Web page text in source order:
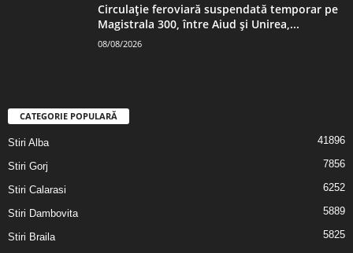
Circulație feroviară suspendată temporar pe
Magistrala 300, între Aiud și Unirea,...
08/08/2026
CATEGORIE POPULARĂ
Stiri Alba 41896
Stiri Gorj 7856
Stiri Calarasi 6252
Stiri Dambovita 5889
Stiri Braila
5825